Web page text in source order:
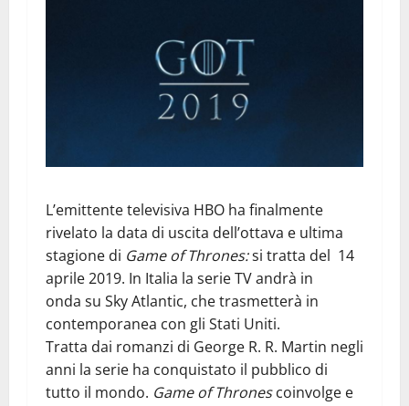
L’emittente televisiva HBO ha finalmente
rivelato la data di uscita dell’ottava e ultima
stagione di Game of Thrones:si tratta del 14
aprile 2019. In Italia la serie TV andrà in
onda su Sky Atlantic, che trasmetterà in
contemporanea con gli Stati Uniti.
Tratta dai romanzi di George R. R. Martin negli
anni la serie ha conquistato il pubblico di
tutto il mondo. Game of Thronescoinvolge e